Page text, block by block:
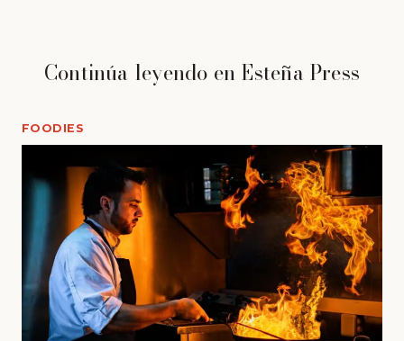
Continúa leyendo en Esteña Press
FOODIES